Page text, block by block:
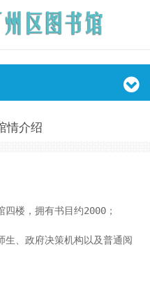
情介绍
楼，拥有书目约2000；
、政府决策机构以及普通阅